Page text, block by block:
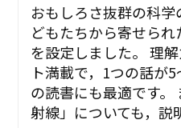
おもしろさ抜群の科
どもたちから寄せら
を設定しました。 理
ト満載で，1つの話が
の読書にも最適です
射線」についても，説